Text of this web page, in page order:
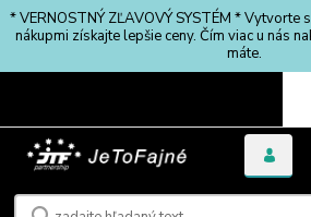
* VERNOSTNÝ ZĽAVOVÝ SYSTÉM * Vytvorte
nákupmi získajte lepšie ceny. Čím viac u nás
máte.